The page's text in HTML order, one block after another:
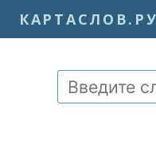
КАРТАСЛОВ.РУ